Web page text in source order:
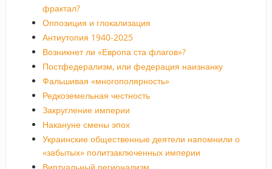
фрактал?
Оппозиция и глокализация
Антиутопия 1940-2025
Возникнет ли «Европа ста флагов»?
Постфедерализм, или федерация наизнанку
Фальшивая «многополярность»
Редкоземельная честность
Закругление империи
Накануне смены эпох
Украинские общественные деятели напомнили о
«забытых» политзаключенных империи